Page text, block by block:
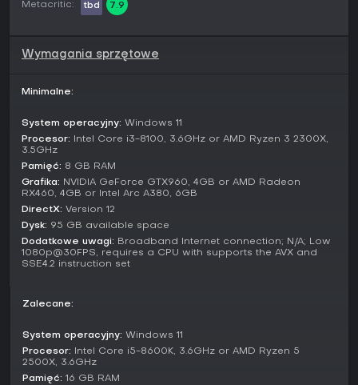
wybierając spośród 60 grywalnych postaci z serii.
hordami, teamwork i unikalne umiejętności postaci w coraz
trudniejszych starciach.
Czy warto zagrać?
mechanikami beat 'em up ta gra oferuje świetny pakiet,
szczególnie jeśli lubisz przeplatać brutalne walki lżejszymi
rozrywkami pobocznymi.
Odbiór graczy jest w większości pozytywny - 70 procent z
982 recenzji chwali angażującą historię i walkę, choć
niektórzy wskazują, że nowe cutscenki zmieniają ton bez
rewolucyjnych ulepszeń.
Tytuł jest wciąż wspierany na PC bez aktywnych sezonów, z
stabilną wydajnością idealną do gry solo i okazjonalnego
Właściciele oryginalnej wersji cyfrowej mają dostęp do
zyskują solidny wstęp do serii bez potrzeby wcześniejszej
wiedzy.
Podsumowując, to propozycja dla miłośników historii
Metacritic: tbd 7.9
Wymagania sprzętowe
Minimalne:
System operacyjny: Windows 11
Procesor: Intel Core i3-8100, 3.6GHz or AMD Ryzen 3 2300X,
3.5GHz
Pamięć: 8 GB RAM
Grafika: NVIDIA GeForce GTX960, 4GB or AMD Radeon
RX460, 4GB or Intel Arc A380, 6GB
DirectX: Version 12
Dysk: 95 GB available space
Dodatkowe uwagi: Broadband Internet connection; N/A; Low
1080p@30FPS, requires a CPU with supports the AVX and
SSE4.2 instruction set
Zalecane:
System operacyjny: Windows 11
Procesor: Intel Core i5-8600K, 3.6GHz or AMD Ryzen 5
2500X, 3.6GHz
Pamięć: 16 GB RAM